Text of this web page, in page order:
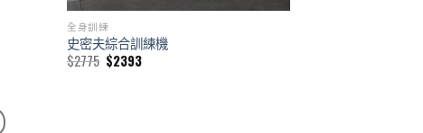
全身訓練
史密夫綜合訓練機
$2775 Original
price
$2393Current